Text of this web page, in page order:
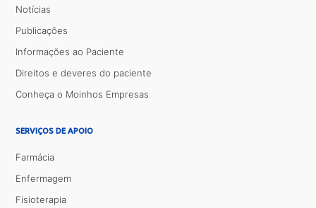
Notícias
Publicações
Informações ao Paciente
Direitos e deveres do paciente
Conheça o Moinhos Empresas
SERVIÇOS DE APOIO
Farmácia
Enfermagem
Fisioterapia